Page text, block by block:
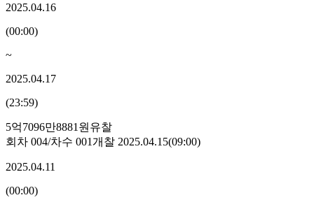
2025.04.16
(00:00)
~
2025.04.17
(23:59)
5억7096만8881원 유찰
회차 004/차수 001개찰 2025.04.15(09:00)
2025.04.11
(00:00)